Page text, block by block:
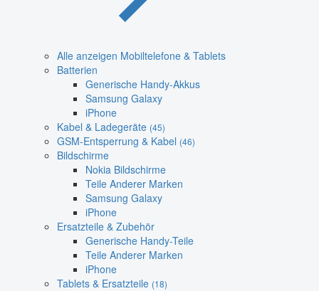
Alle anzeigen Mobiltelefone & Tablets
Batterien
Generische Handy-Akkus
Samsung Galaxy
iPhone
Kabel & Ladegeräte (45)
GSM-Entsperrung & Kabel (46)
Bildschirme
Nokia Bildschirme
Teile Anderer Marken
Samsung Galaxy
iPhone
Ersatzteile & Zubehör
Generische Handy-Teile
Teile Anderer Marken
iPhone
Tablets & Ersatzteile (18)